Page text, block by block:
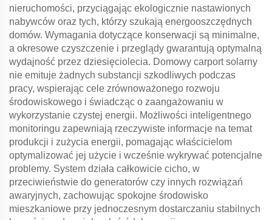
nieruchomości, przyciągając ekologicznie nastawionych
nabywców oraz tych, którzy szukają energooszczędnych
domów. Wymagania dotyczące konserwacji są minimalne,
a okresowe czyszczenie i przeglądy gwarantują optymalną
wydajność przez dziesięciolecia. Domowy carport solarny
nie emituje żadnych substancji szkodliwych podczas
pracy, wspierając cele zrównoważonego rozwoju
środowiskowego i świadcząc o zaangażowaniu w
wykorzystanie czystej energii. Możliwości inteligentnego
monitoringu zapewniają rzeczywiste informacje na temat
produkcji i zużycia energii, pomagając właścicielom
optymalizować jej użycie i wcześnie wykrywać potencjalne
problemy. System działa całkowicie cicho, w
przeciwieństwie do generatorów czy innych rozwiązań
awaryjnych, zachowując spokojne środowisko
mieszkaniowe przy jednoczesnym dostarczaniu stabilnych